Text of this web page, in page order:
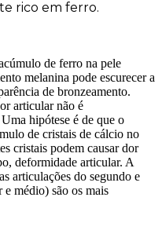
rico em ferro.
de ferro na pele
melanina pode escurecer a
de bronzeamento.
articular não é
hipótese é de que o
de cristais de cálcio no
cristais podem causar dor
deformidade articular. A
articulações do segundo e
médio) são os mais